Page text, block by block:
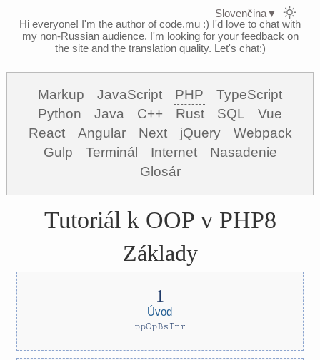
Hi everyone! I'm the author of code.mu :) I'd love to chat with
my non-Russian audience. I'm looking for your feedback on
the site and the translation quality. Let's chat:)
Markup JavaScript PHP
TypeScript
Python
Java C++ Rust SQL
Vue
React
Angular Next jQuery
Webpack
Gulp
Terminál Internet
Nasadenie
Glosár
Tutoriál k OOP v PHP8
Základy
Úvod
ppOpBsInr
Slovenčina▼